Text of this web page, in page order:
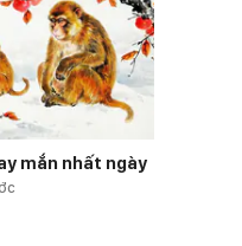
mắn nhất ngày